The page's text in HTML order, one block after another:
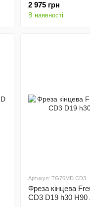
2 975 грн
В наявності
Артикул: TG76MD CD3
Фреза кінцева
CD3 D19 h30 H90